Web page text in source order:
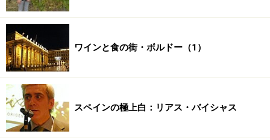
ワインと食の街・ボルドー（1）
スペインの極上白：リアス・バイシャス